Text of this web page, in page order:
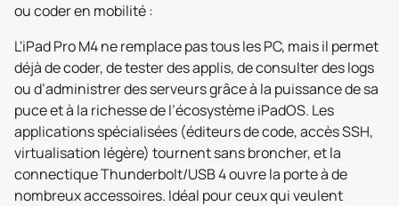
ou coder en mobilité :
L'iPad Pro M4 ne remplace pas tous les PC, mais il permet
déjà de coder, de tester des applis, de consulter des logs
ou d’administrer des serveurs grâce à la puissance de sa
puce et à la richesse de l’écosystème iPadOS. Les
applications spécialisées (éditeurs de code, accès SSH,
virtualisation légère) tournent sans broncher, et la
connectique Thunderbolt/USB 4 ouvre la porte à de
nombreux accessoires. Idéal pour ceux qui veulent